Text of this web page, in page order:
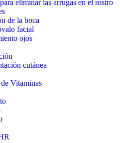
eliminar las arrugas en el rostro
de la boca
facial
ojos
cutánea
Vitaminas